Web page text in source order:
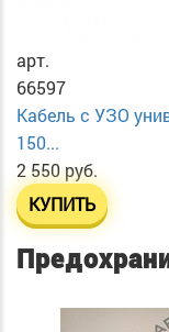
арт.
66597
Кабель с УЗО
150...
2 550 руб.
КУПИТЬ